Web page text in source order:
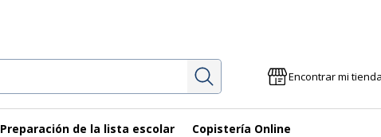
InvestigaciónEncontrar mi
Preparación de la lista escolar Copistería Online